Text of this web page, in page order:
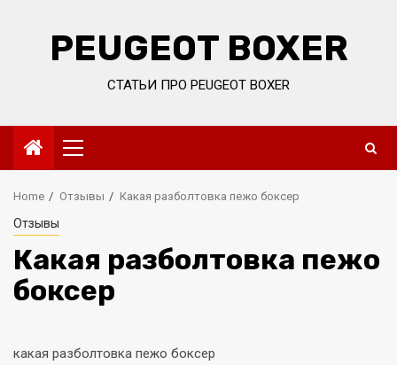
PEUGEOT BOXER
СТАТЬИ ПРО PEUGEOT BOXER
Primary
Menu
Home Отзывы Какая разболтовка пежо боксер
Отзывы
Какая разболтовка пежо
боксер
какая разболтовка пежо боксер